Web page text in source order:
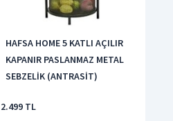
HAFSA HOME 5 KATLI AÇILIR
KAPANIR PASLANMAZ METAL
SEBZELİK (ANTRASİT)
2.499 TL